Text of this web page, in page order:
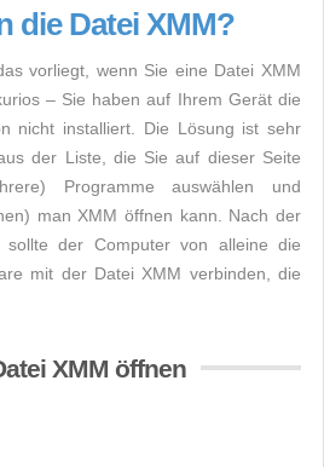
die Datei XMM?
vorliegt, wenn Sie eine Datei XMM
– Sie haben auf Ihrem Gerät die
nicht installiert. Die Lösung ist sehr
der Liste, die Sie auf dieser Seite
Programme auswählen und
man XMM öffnen kann. Nach der
sollte der Computer von alleine die
mit der Datei XMM verbinden, die
XMM öffnen